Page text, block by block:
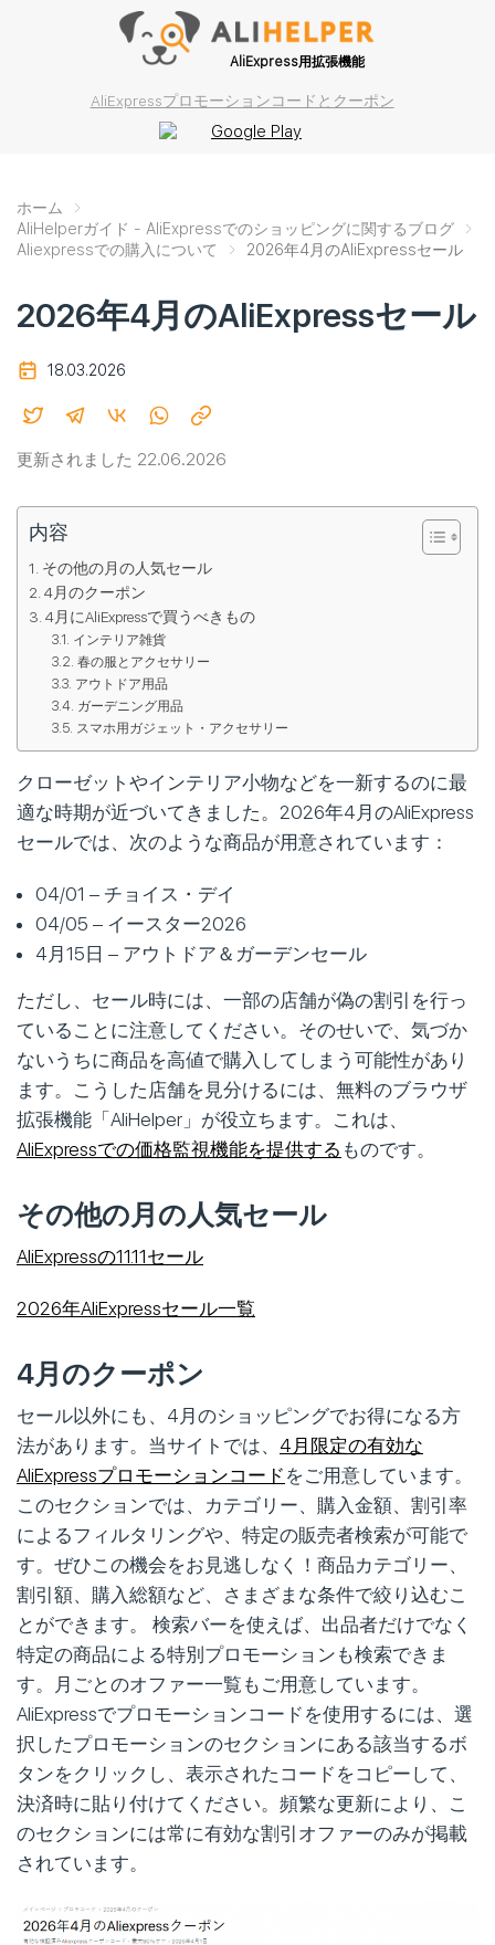
AliExpress用拡張機能
AliExpressプロモーションコードとクーポン
ホーム
AliHelperガイド - AliExpressでのショッピングに関するブログ
Aliexpressでの購入について
2026年4月のAliExpressセール
2026年4月のAliExpressセール
18.03.2026
更新されました 22.06.2026
内容
その他の月の人気セール
4月のクーポン
4月にAliExpressで買うべきもの
インテリア雑貨
春の服とアクセサリー
アウトドア用品
ガーデニング用品
スマホ用ガジェット・アクセサリー
クローゼットやインテリア小物などを一新するのに最
適な時期が近づいてきました。2026年4月のAliExpress
セールでは、次のような商品が用意されています：
04/01 – チョイス・デイ
04/05 – イースター2026
4月15日 – アウトドア＆ガーデンセール
ただし、セール時には、一部の店舗が偽の割引を行っ
ていることに注意してください。そのせいで、気づか
ないうちに商品を高値で購入してしまう可能性があり
ます。こうした店舗を見分けるには、無料のブラウザ
拡張機能「AliHelper」が役立ちます。これは、
AliExpressでの価格監視機能を提供する ものです。
その他の月の人気セール
AliExpressの11.11セール
2026年AliExpressセール一覧
4月のクーポン
セール以外にも、4月のショッピングでお得になる方
法があります。当サイトでは、 4月限定の有効な
AliExpressプロモーションコード をご用意しています。
このセクションでは、カテゴリー、購入金額、割引率
によるフィルタリングや、特定の販売者検索が可能で
す。ぜひこの機会をお見逃しなく！商品カテゴリー、
割引額、購入総額など、さまざまな条件で絞り込むこ
とができます。 検索バーを使えば、出品者だけでなく
特定の商品による特別プロモーションも検索できま
す。月ごとのオファー一覧もご用意しています。
AliExpressでプロモーションコードを使用するには、選
択したプロモーションのセクションにある該当するボ
タンをクリックし、表示されたコードをコピーして、
決済時に貼り付けてください。頻繁な更新により、こ
のセクションには常に有効な割引オファーのみが掲載
されています。